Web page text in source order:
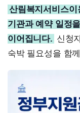
산림복지서비스
기관과 예약 일정
이어집니다. 신청
숙박 필요성을 함